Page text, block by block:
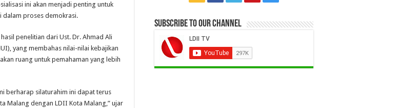
ini akan menjadi penting untuk
dalam proses demokrasi.
penelitian dari Ust. Dr. Ahmad Ali
yang membahas nilai-nilai kebajikan
ruang untuk pemahaman yang lebih
berharap silaturahim ini dapat terus
Malang dengan LDII Kota Malang,” ujar
Subscribe to our Channel